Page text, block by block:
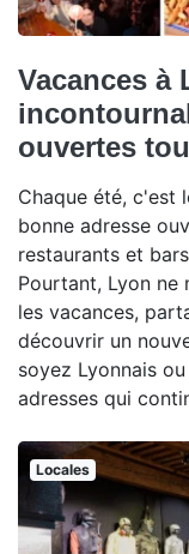
Vacances à
ouvertes
Chaque été, c'est
bonne adresse
restaurants et
Pourtant, Lyon ne
les vacances,
découvrir un
soyez Lyonnais
adresses qui
Locales